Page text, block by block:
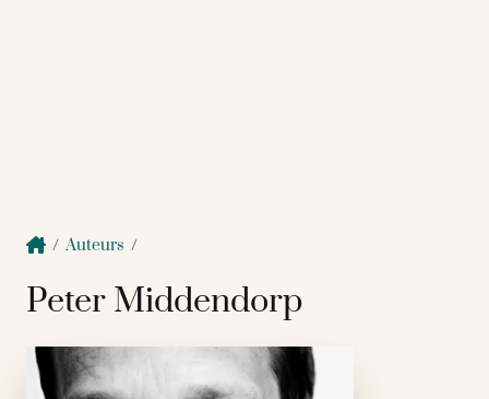
/Auteurs /
Peter Middendorp